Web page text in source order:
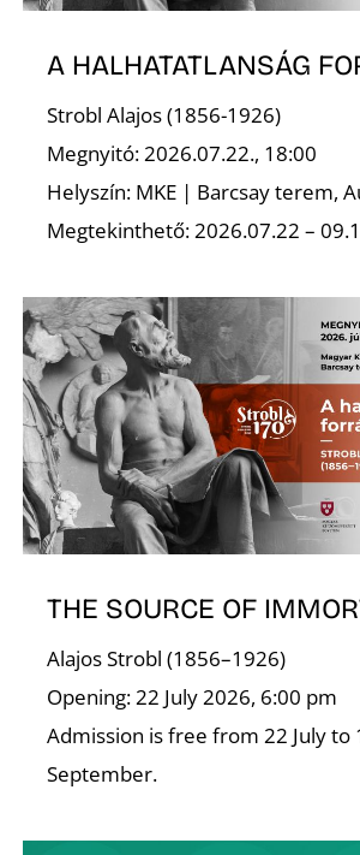
A HALHATATLANSÁG
Strobl Alajos (1856-1926)
Megnyitó: 2026.07.22., 18:00
Helyszín: MKE | Barcsay terem,
Megtekinthető: 2026.07.22 –
THE SOURCE OF
Alajos Strobl (1856–1926)
Opening: 22 July 2026, 6:00 pm
Admission is free from 22 July to
September.